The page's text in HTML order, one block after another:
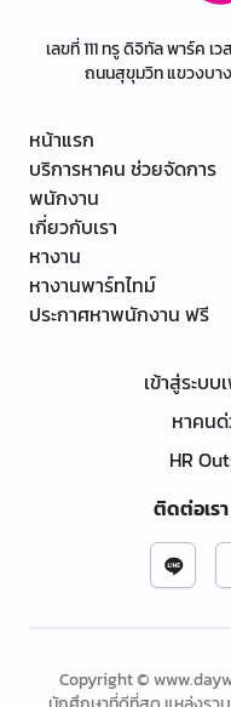
เลขที่ 111 ทรู ดิจิทัล พาร์ค
ถนนสุขุมวิท แขวงบา
หน้าแรก
บริการหาคน ช่วยจัดการ
พนักงาน
เกี่ยวกับเรา
หางาน
หางานพาร์ทไทม์
ประกาศหาพนักงาน ฟรี
เข้าสู่ระบ
หาคนด่
HR
ติดต่อเรา
Copyright ©